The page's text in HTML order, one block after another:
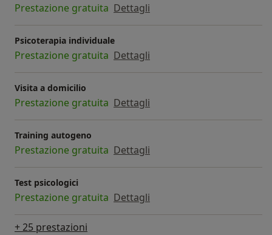
Prestazione gratuita Dettagli
Psicoterapia individuale
Prestazione gratuita Dettagli
Visita a domicilio
Prestazione gratuita Dettagli
Training autogeno
Prestazione gratuita Dettagli
Test psicologici
Prestazione gratuita Dettagli
+ 25 prestazioni